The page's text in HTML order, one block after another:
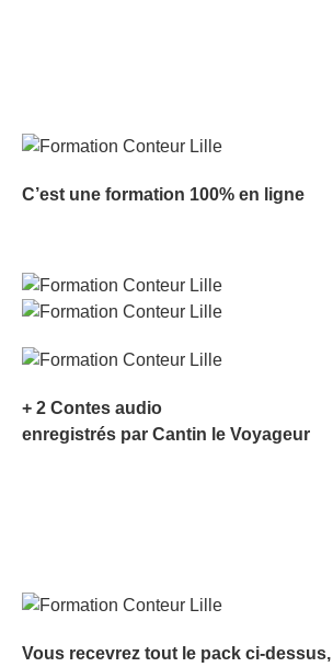
C’est une formation 100% en ligne
+ 2 Contes audio
enregistrés par Cantin le Voyageur
Vous recevrez tout le pack ci-